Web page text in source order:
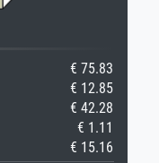
€ 75.83
€ 12.85
€ 42.28
€ 1.11
€ 15.16